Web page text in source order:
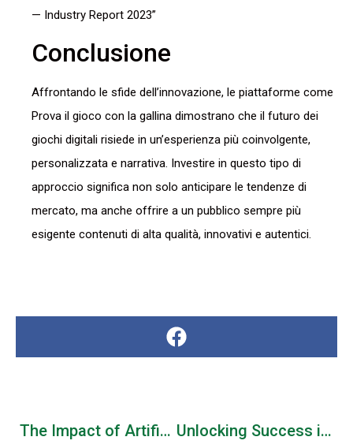
— Industry Report 2023
Conclusione
Affrontando le sfide dell’innovazione, le piattaforme come
Prova il gioco con la gallina dimostrano che il futuro dei
giochi digitali risiede in un’esperienza più coinvolgente,
personalizzata e narrativa. Investire in questo tipo di
approccio significa non solo anticipare le tendenze di
mercato, ma anche offrire a un pubblico sempre più
esigente contenuti di alta qualità, innovativi e autentici.
The Impact of Artificial Intelligence on Casino Operations Unlocking Success in Online Slot Gaming: A Deep Dive into Player Strategies and Game Design